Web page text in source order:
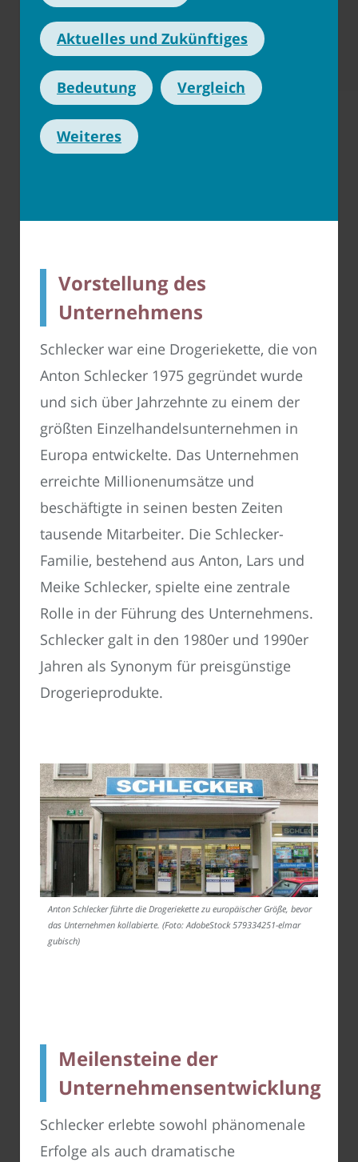
Aktuelles und Zukünftiges
Bedeutung Vergleich
Weiteres
Vorstellung des
Unternehmens
Schlecker war eine Drogeriekette, die von
Anton Schlecker 1975 gegründet wurde
und sich über Jahrzehnte zu einem der
größten Einzelhandelsunternehmen in
Europa entwickelte. Das Unternehmen
erreichte Millionenumsätze und
beschäftigte in seinen besten Zeiten
tausende Mitarbeiter. Die Schlecker-
Familie, bestehend aus Anton, Lars und
Meike Schlecker, spielte eine zentrale
Rolle in der Führung des Unternehmens.
Schlecker galt in den 1980er und 1990er
Jahren als Synonym für preisgünstige
Drogerieprodukte.
Anton Schlecker führte die Drogeriekette zu europäischer Größe, bevor
das Unternehmen kollabierte. (Foto: AdobeStock 579334251-elmar
gubisch)
Meilensteine der
Unternehmensentwicklung
Schlecker erlebte sowohl phänomenale
Erfolge als auch dramatische